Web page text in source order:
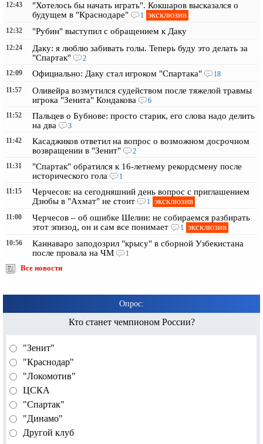
12:43
"Хотелось бы начать играть". Кокшаров высказался о
будущем в "Краснодаре"
1 эксклюзив
12:32 "Рубин" выступил с обращением к Даку
12:24
Даку: я люблю забивать голы. Теперь буду это делать за
"Спартак"
2
12:09
Официально: Даку стал игроком "Спартака"
18
11:57
Оливейра возмутился судейством после тяжелой травмы
игрока "Зенита" Кондакова
6
11:52
Пальцев о Бубнове: просто старик, его слова надо делить
на два
3
11:42
Касаджиков ответил на вопрос о возможном досрочном
возвращении в "Зенит"
2
11:31
"Спартак" обратился к 16-летнему рекордсмену после
исторического гола
1
11:15
Черчесов: на сегодняшний день вопрос с приглашением
Дзюбы в "Ахмат" не стоит
1 эксклюзив
11:00
Черчесов – об ошибке Шелии: не собираемся разбирать
этот эпизод, он и сам все понимает
1 эксклюзив
10:56
Каннаваро заподозрил "крысу" в сборной Узбекистана
после провала на ЧМ
1
Все новости
Опрос:
Кто станет чемпионом России?
"Зенит"
"Краснодар"
"Локомотив"
ЦСКА
"Спартак"
"Динамо"
Другой клуб